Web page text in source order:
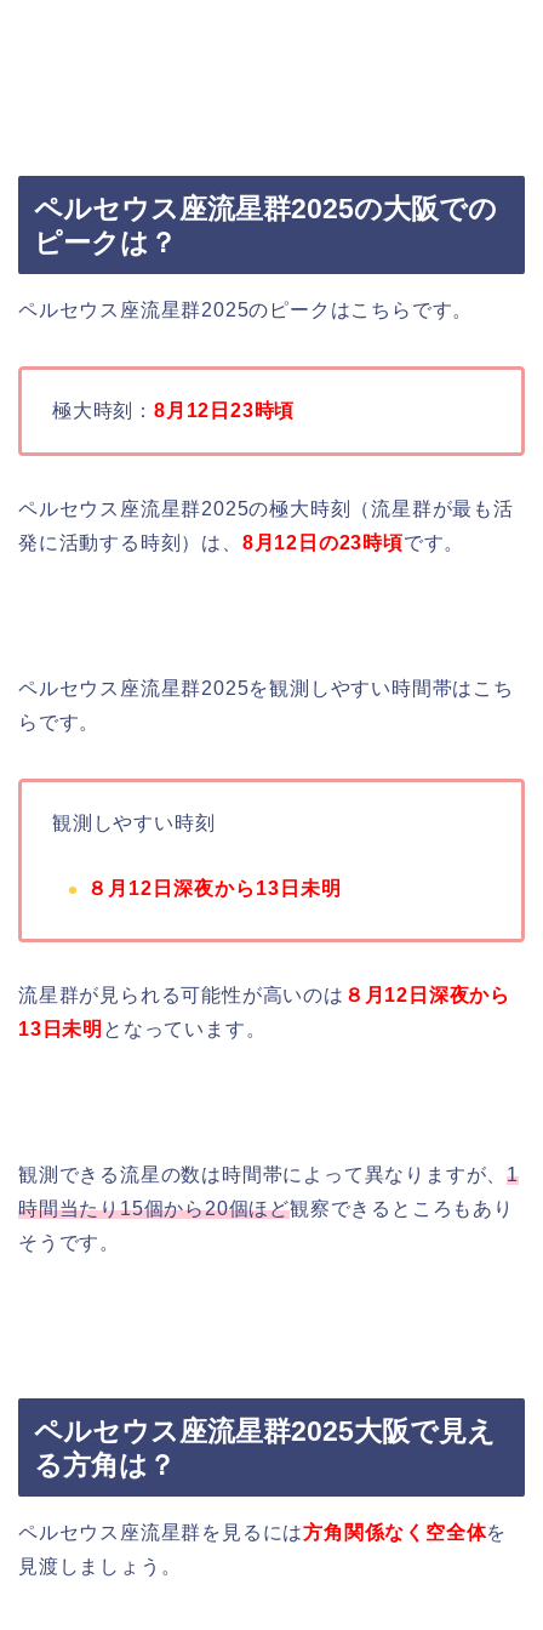
ペルセウス座流星群2025の大阪での
ピークは？
ペルセウス座流星群2025のピークはこちらです。
極大時刻： 8月12日23時頃
ペルセウス座流星群2025の極大時刻（流星群が最も活
発に活動する時刻）は、 8月12日の23時頃です。
ペルセウス座流星群2025を観測しやすい時間帯はこち
らです。
観測しやすい時刻
８月12日深夜から13日未明
流星群が見られる可能性が高いのは ８月12日深夜から
13日未明 となっています。
観測できる流星の数は時間帯によって異なりますが、1
時間当たり15個から20個ほど観察できるところもあり
そうです。
ペルセウス座流星群2025大阪で見え
る方角は？
ペルセウス座流星群を見るには方角関係なく空全体を
見渡しましょう。